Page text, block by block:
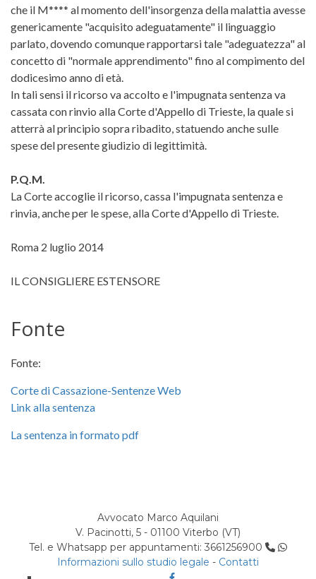
che il M**** al momento dell'insorgenza della malattia avesse
genericamente "acquisito adeguatamente" il linguaggio
parlato, dovendo comunque rapportarsi tale "adeguatezza" al
concetto di "normale apprendimento" fino al compimento del
dodicesimo anno di età.
In tali sensi il ricorso va accolto e l'impugnata sentenza va
cassata con rinvio alla Corte d'Appello di Trieste, la quale si
atterrà al principio sopra ribadito, statuendo anche sulle
spese del presente giudizio di legittimità.
P.Q.M.
La Corte accoglie il ricorso, cassa l'impugnata sentenza e
rinvia, anche per le spese, alla Corte d'Appello di Trieste.
Roma 2 luglio 2014
IL CONSIGLIERE ESTENSORE
Fonte
Fonte:
Corte di Cassazione-Sentenze Web
Link alla sentenza
La sentenza in formato pdf
Avvocato Marco Aquilani
V. Pacinotti, 5 - 01100 Viterbo (VT)
Tel. e Whatsapp per appuntamenti: 3661256900
Informazioni sullo studio legale - Contatti
Facebook